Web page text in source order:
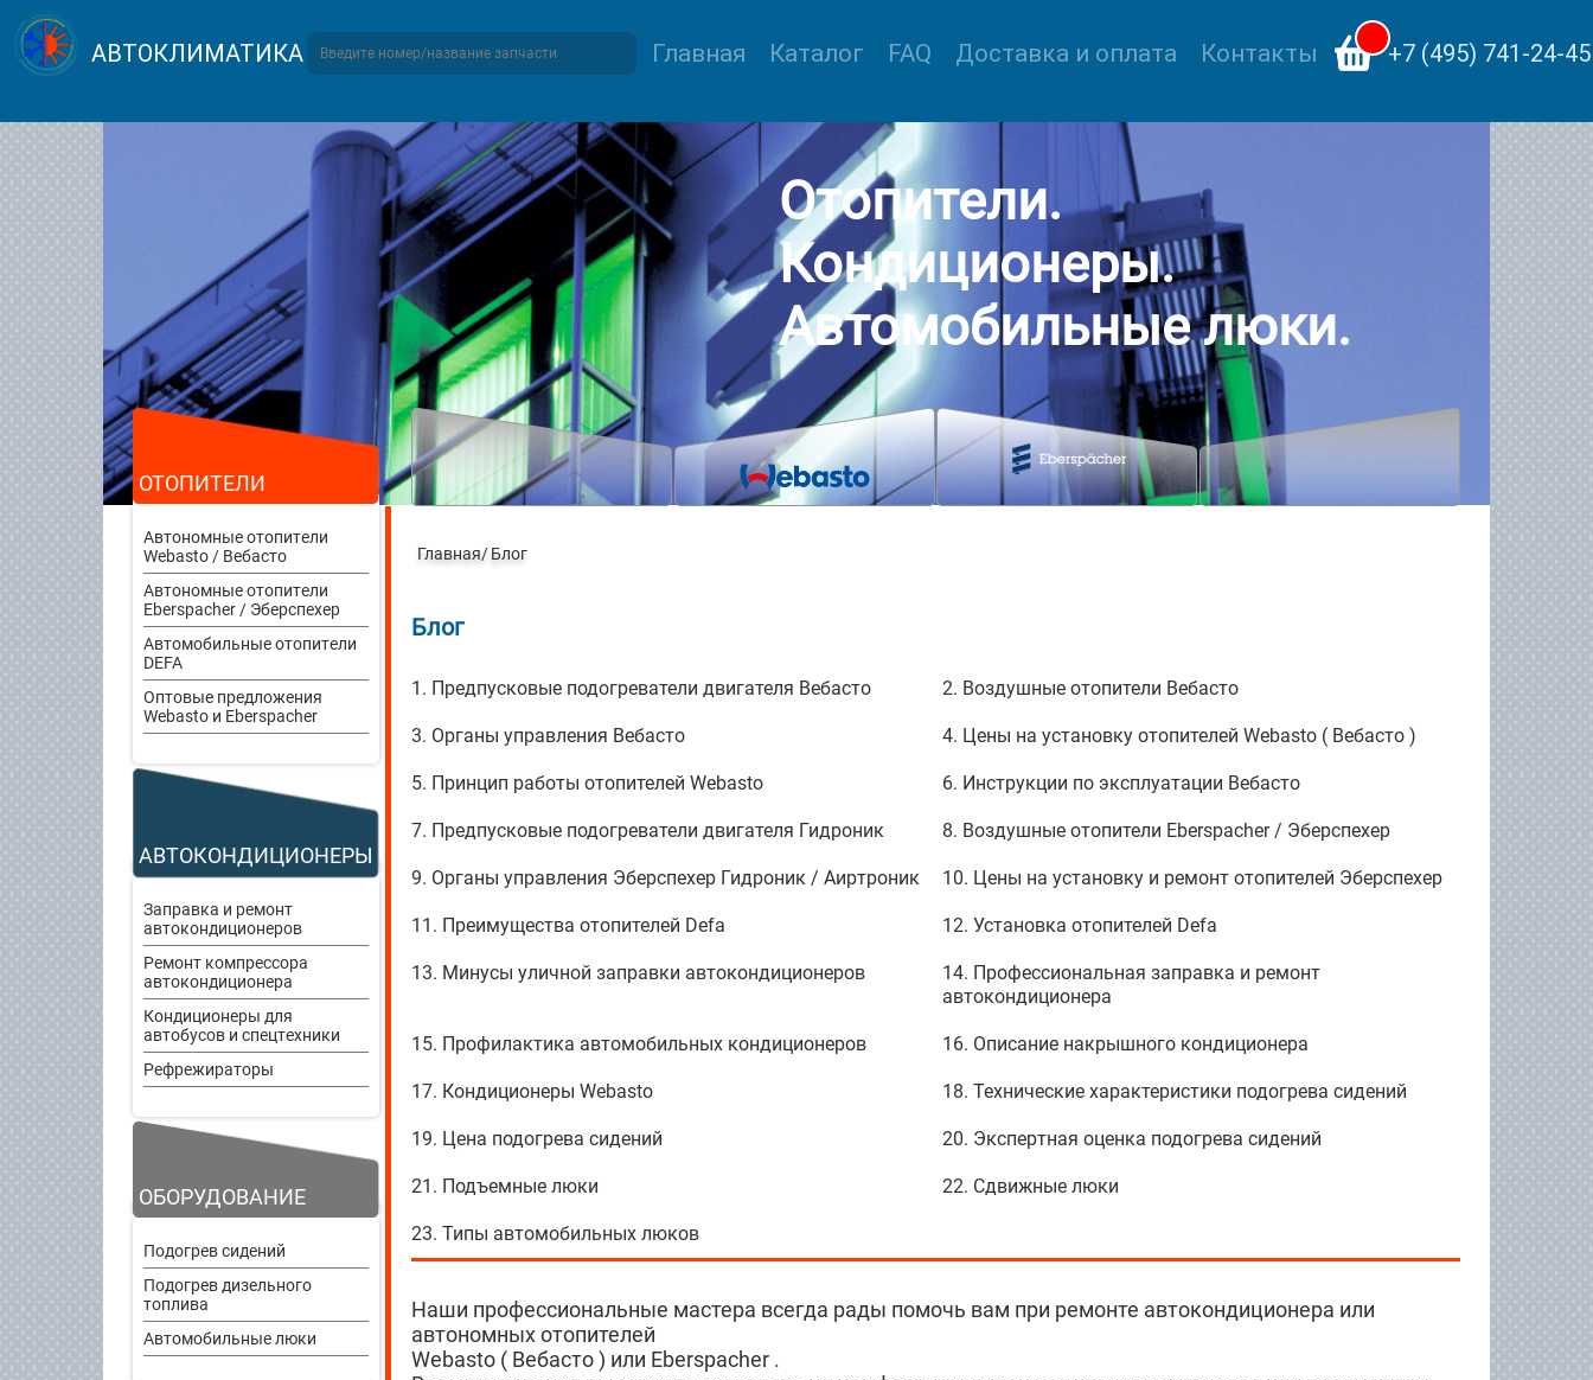
АВТОКЛИМАТИКА Главная Каталог FAQ Доставка и оплата Контакты +7 (495) 741-24-45
Отопители.
Кондиционеры.
Автомобильные люки.
ОТОПИТЕЛИ
Автономные отопители
Webasto / Вебасто
Автономные отопители
Eberspacher / Эберспехер
Автомобильные отопители
DEFA
Оптовые предложения
Webasto и Eberspacher
АВТОКОНДИЦИОНЕРЫ
Заправка и ремонт
автокондиционеров
Ремонт компрессора
автокондиционера
Кондиционеры для
автобусов и спецтехники
Рефрежираторы
ОБОРУДОВАНИЕ
Подогрев сидений
Подогрев дизельного
топлива
Автомобильные люки
Главная Блог
Блог
1. Предпусковые подогреватели двигателя Вебасто 2. Воздушные отопители Вебасто
3. Органы управления Вебасто 4. Цены на установку отопителей Webasto ( Вебасто )
5. Принцип работы отопителей Webasto 6. Инструкции по эксплуатации Вебасто
7. Предпусковые подогреватели двигателя Гидроник 8. Воздушные отопители Eberspacher / Эберспехер
9. Органы управления Эберспехер Гидроник / Аиртроник 10. Цены на установку и ремонт отопителей Эберспехер
11. Преимущества отопителей Defa 12. Установка отопителей Defa
13. Минусы уличной заправки автокондиционеров
14. Профессиональная заправка и ремонт
автокондиционера
15. Профилактика автомобильных кондиционеров 16. Описание накрышного кондиционера
17. Кондиционеры Webasto 18. Технические характеристики подогрева сидений
19. Цена подогрева сидений 20. Экспертная оценка подогрева сидений
21. Подъемные люки 22. Сдвижные люки
23. Типы автомобильных люков
Наши профессиональные мастера всегда рады помочь вам при ремонте автокондиционера или
автономных отопителей
Webasto ( Вебасто ) или Eberspacher .